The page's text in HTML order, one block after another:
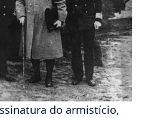
do armistício,